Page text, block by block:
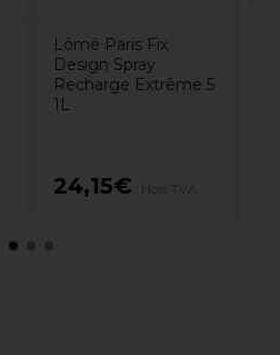
Lômé Paris Fix
Design Spray
Recharge Extrême 5
1L
24,15€